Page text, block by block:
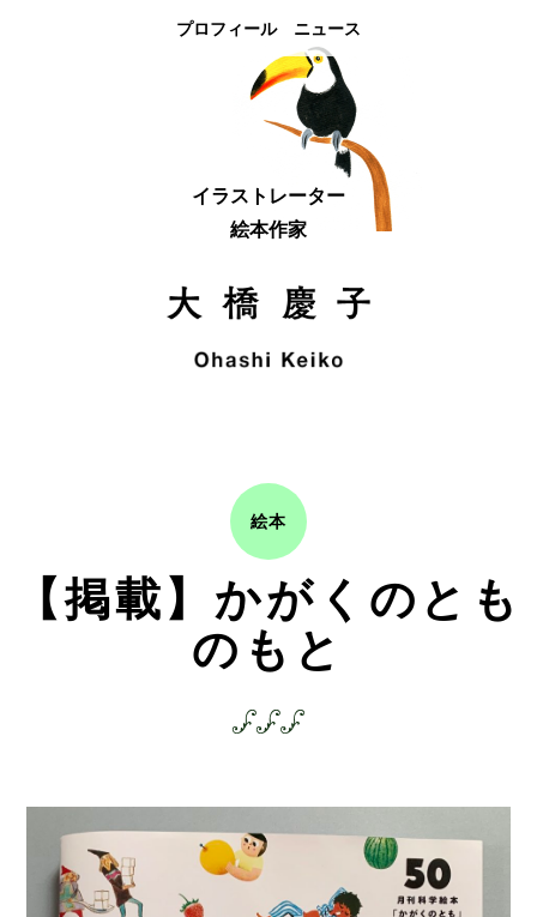
イラストレーター
絵本作家
プロフィール ニュース
絵本
【掲載】かがくのとも
のもと